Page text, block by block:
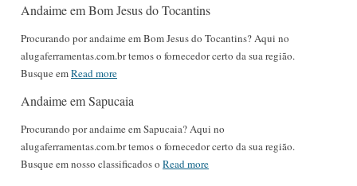
Andaime em Bom Jesus do Tocantins
Procurando por andaime em Bom Jesus do Tocantins? Aqui no
alugaferramentas.com.br temos o fornecedor certo da sua região.
Busque emRead more
Andaime em Sapucaia
Procurando por andaime em Sapucaia? Aqui no
alugaferramentas.com.br temos o fornecedor certo da sua região.
Busque em nosso classificados o Read more